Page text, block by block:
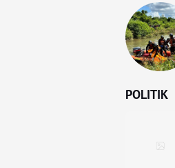
POLITIK